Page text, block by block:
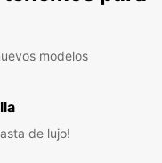
modelos
de lujo!